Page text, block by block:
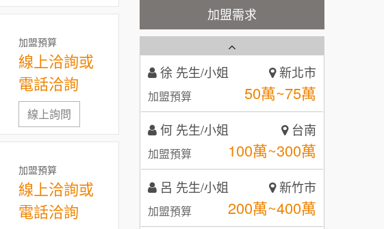
加盟預算
線上洽詢或
電話洽詢
線上詢問
加盟預算
線上洽詢或
電話洽詢
霏等茶
秉宏小米甜甜圈
4 潮鍋癮
5 咖啡LOOK
88thai發發泰-泰式飯行家
8 呷尚寶
加盟需求
徐 先生/小姐
加盟預算 50萬~75萬
何 先生/小姐 台南
加盟預算 100萬~300萬
呂 先生/小姐 新竹市
加盟預算 200萬~400萬
顏 先生/小姐 台北市
加盟預算 100萬 ~ 200萬
【曉妍美妝】誠徵行政櫃檯